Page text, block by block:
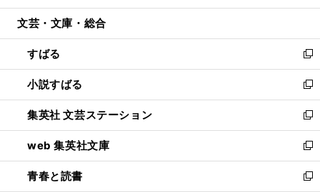
開
ウ
開
く
ン
ウ
で
開
く
ウ
ン
ド
ウ
で
開
く
文芸・文庫・総合
すばる
新
し
い
ウ
ィ
ン
ド
ウ
で
小説すばる
新
し
い
ウ
ィ
ン
ド
集英社 文芸ステーション
新
し
い
ウ
ィ
web 集英社文庫
新
し
い
青春と読書
新